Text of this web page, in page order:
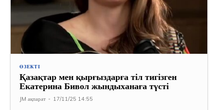
ӨЗЕКТІ
Қазақтар мен қырғыздарға тіл тигізген
Екатерина Бивол жындыханаға түсті
JM ақпарат - 17/11/25 14:55